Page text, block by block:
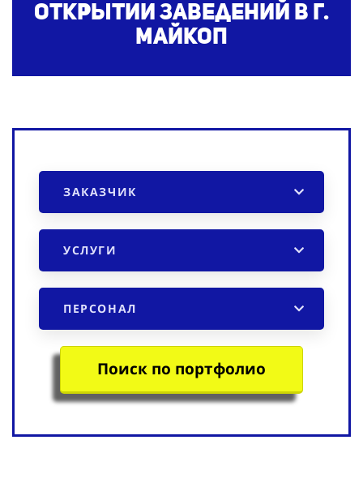
открытии заведений в г.
Майкоп
ЗАКАЗЧИК
УСЛУГИ
ПЕРСОНАЛ
Поиск по портфолио